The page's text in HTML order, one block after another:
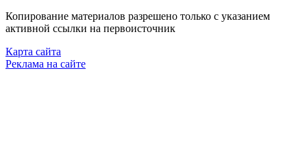
Копирование материалов разрешено только с указанием
активной ссылки на первоисточник
Карта сайта
Реклама на сайте